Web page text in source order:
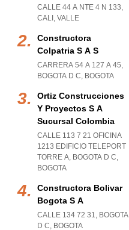
CALLE 44 A NTE 4 N 133,
CALI , VALLE
Constructora
Colpatria S A S
CARRERA 54 A 127 A 45,
BOGOTA D C, BOGOTA
Ortiz Construcciones
Y Proyectos S A
Sucursal Colombia
CALLE 113 7 21 OFICINA
1213 EDIFICIO TELEPORT
TORRE A, BOGOTA D C,
BOGOTA
Constructora Bolivar
Bogota S A
CALLE 134 72 31, BOGOTA
D C, BOGOTA